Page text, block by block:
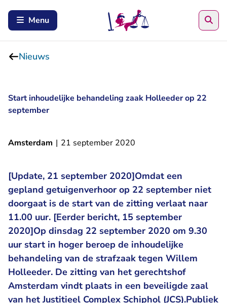
Menu
Nieuws
Start inhoudelijke behandeling zaak Holleeder op 22
september
Amsterdam | 21 september 2020
[Update, 21 september 2020]Omdat een
gepland getuigenverhoor op 22 september niet
doorgaat is de start van de zitting verlaat naar
11.00 uur. [Eerder bericht, 15 september
2020]Op dinsdag 22 september 2020 om 9.30
uur start in hoger beroep de inhoudelijke
behandeling van de strafzaak tegen Willem
Holleeder. De zitting van het gerechtshof
Amsterdam vindt plaats in een beveiligde zaal
van het Justitieel Complex Schiphol (JCS).Publiek